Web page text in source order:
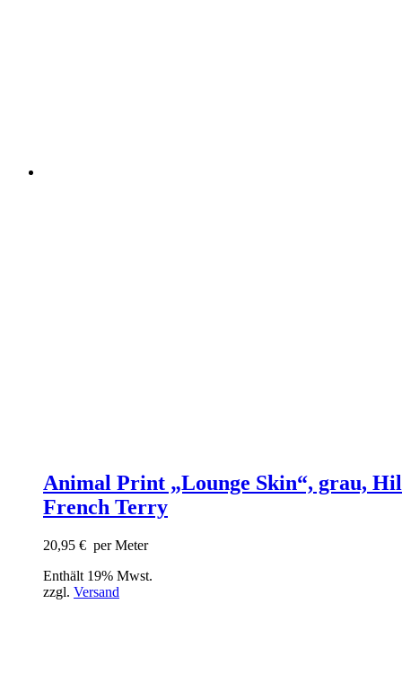
Animal Print „Lounge Skin“, grau,
French Terry
20,95 € per Meter
Enthält 19% Mwst.
zzgl. Versand